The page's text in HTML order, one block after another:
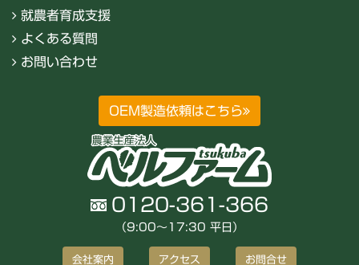
就農者育成支援
よくある質問
お問い合わせ
OEM製造依頼はこちら
0120-361-366
（9:00〜17:30 平日）
会社案内 アクセス お問合せ